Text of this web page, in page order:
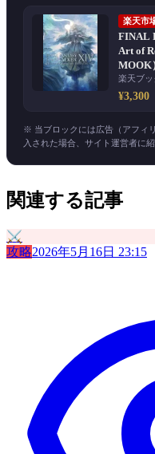
楽天市
FINAL
Art of
MOOK
楽天ブッ
¥3,300
※ 当ブロックには広告（アフィ
入された場合、サイト運営者に
関連する記事
⚔️
攻略2026年5月16日 23:15